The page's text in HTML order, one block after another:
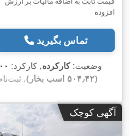
افزوده
تماس بگیرید
وضعیت:کارکرده, کارکرد:
(۵۰۴٫۴۲ اسب بخار)
,
, نوع
سفید, ترمزها:رتاردر,
آگهی کوچک